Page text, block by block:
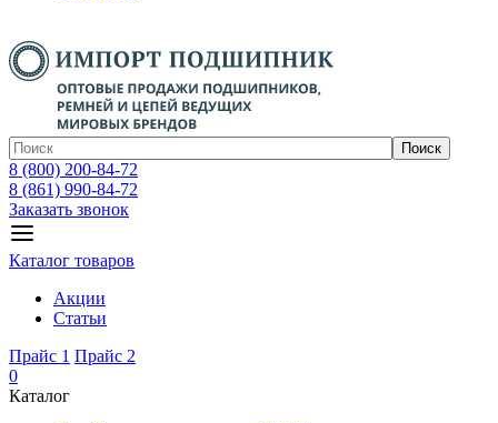
Поиск
8 (800) 200-84-72
8 (861) 990-84-72
Заказать звонок
Каталог товаров
Акции
Статьи
Прайс 1 Прайс 2
0
Каталог